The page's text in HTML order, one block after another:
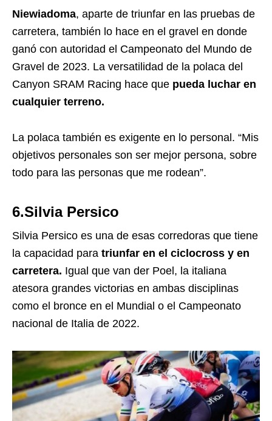
Niewiadoma, aparte de triunfar en las pruebas de
carretera, también lo hace en el gravel en donde
ganó con autoridad el Campeonato del Mundo de
Gravel de 2023. La versatilidad de la polaca del
Canyon SRAM Racing hace que pueda luchar en
cualquier terreno.
La polaca también es exigente en lo personal. “Mis
objetivos personales son ser mejor persona, sobre
todo para las personas que me rodean”.
6.Silvia Persico
Silvia Persico es una de esas corredoras que tiene
la capacidad para triunfar en el ciclocross y en
carretera. Igual que van der Poel, la italiana
atesora grandes victorias en ambas disciplinas
como el bronce en el Mundial o el Campeonato
nacional de Italia de 2022.